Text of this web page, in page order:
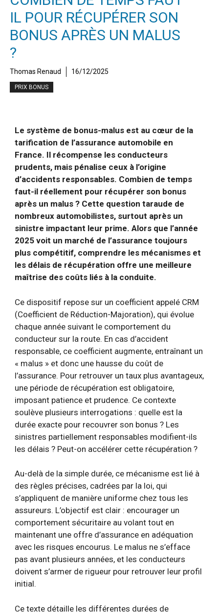
IL POUR RÉCUPÉRER SON
BONUS APRÈS UN MALUS
?
Thomas Renaud 16/12/2025
PRIX BONUS
Le système de bonus-malus est au cœur de la
tarification de l’assurance automobile en
France. Il récompense les conducteurs
prudents, mais pénalise ceux à l’origine
d’accidents responsables. Combien de temps
faut-il réellement pour récupérer son bonus
après un malus ? Cette question taraude de
nombreux automobilistes, surtout après un
sinistre impactant leur prime. Alors que l’année
2025 voit un marché de l’assurance toujours
plus compétitif, comprendre les mécanismes et
les délais de récupération offre une meilleure
maîtrise des coûts liés à la conduite.
Ce dispositif repose sur un coefficient appelé CRM
(Coefficient de Réduction-Majoration), qui évolue
chaque année suivant le comportement du
conducteur sur la route. En cas d’accident
responsable, ce coefficient augmente, entraînant un
« malus » et donc une hausse du coût de
l’assurance. Pour retrouver un taux plus avantageux,
une période de récupération est obligatoire,
imposant patience et prudence. Ce contexte
soulève plusieurs interrogations : quelle est la
durée exacte pour recouvrer son bonus ? Les
sinistres partiellement responsables modifient-ils
les délais ? Peut-on accélérer cette récupération ?
Au-delà de la simple durée, ce mécanisme est lié à
des règles précises, cadrées par la loi, qui
s’appliquent de manière uniforme chez tous les
assureurs. L’objectif est clair : encourager un
comportement sécuritaire au volant tout en
maintenant une offre d’assurance en adéquation
avec les risques encourus. Le malus ne s’efface
pas avant plusieurs années, et les conducteurs
doivent s’armer de rigueur pour retrouver leur profil
initial.
Ce texte détaille les différentes durées de